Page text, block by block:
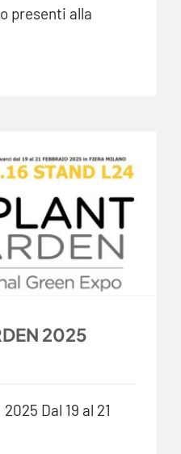
presenti alla
2025
Dal 19 al 21